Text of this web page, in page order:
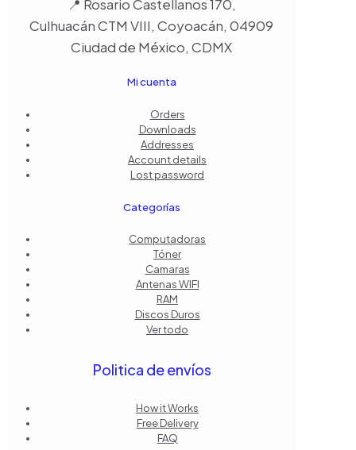
📍 Rosario Castellanos 170,
Culhuacán CTM VIII, Coyoacán, 04909
Ciudad de México, CDMX
Mi cuenta
Orders
Downloads
Addresses
Account details
Lost password
Categorías
Computadoras
Tóner
Camaras
Antenas WIFI
RAM
Discos Duros
Ver todo
Politica de envíos
How it Works
Free Delivery
FAQ